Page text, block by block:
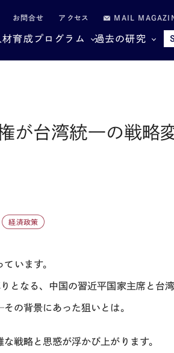
お問合せ アクセス MAIL
材育成プログラム 過去の研究
が台湾統一の戦略
経済政策
います。
となる、中国の習近平国家主席と 台
その背景にあった狙いとは。
戦略と思惑が浮かび上がります。